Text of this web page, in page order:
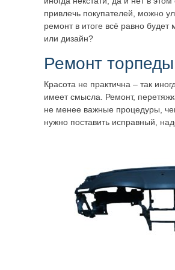
привлечь покупателей, можно
ремонт в итоге всё равно
или дизайн?
Ремонт
Красота не практична – так
имеет смысла. Ремонт,
не менее важные процедуры,
нужно поставить исправный,